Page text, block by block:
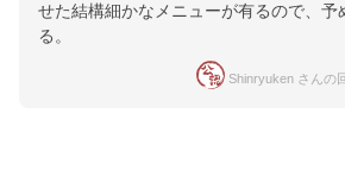
せた結構細かなメニューが有るので、予
る。
Shinryuken さんの